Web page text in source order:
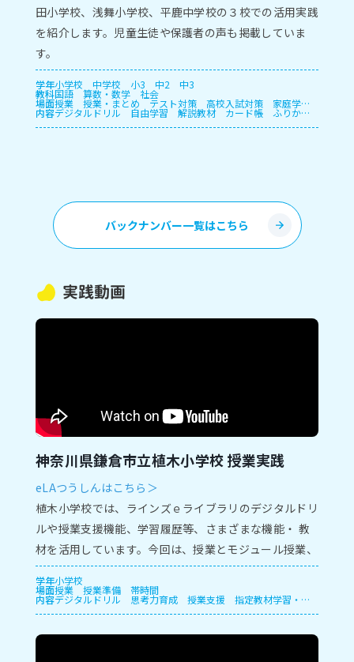
田小学校、浅舞小学校、平鹿中学校の３校での活用実践
を紹介します。児童生徒や保護者の声も掲載していま
す。
学年小学校 中学校 小3 中2 中3
教科国語 算数・数学 社会
場面授業 授業・まとめ テスト対策 高校入試対策 家庭学
習・宿題 長期休暇
内容デジタルドリル 自由学習 解説教材 カード帳 ふりかえ
り プリント 授業支援 確認テスト 自動個別課題
教材学習・一斉学習
バックナンバー一覧はこちら
実践動画
神奈川県鎌倉市立植木小学校 授業実践
eLAつうしんはこちら＞
植⽊⼩学校では、ラインズｅライブラリのデジタルドリ
ルや授業⽀援機能、学習履歴等、さまざまな機能・ 教
材を活⽤しています。今回は、授業とモジュール授業、
保護者⾯談での実践をご紹介します。
学年小学校
場面授業 授業準備 帯時間
内容デジタルドリル 思考力育成 授業支援 指定教材学習・一
斉学習